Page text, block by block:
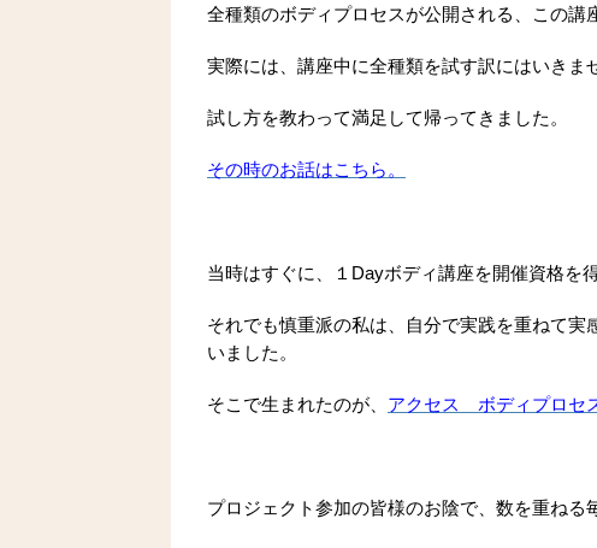
全種類のボディプロセスが公開される、この講
実際には、講座中に全種類を試す訳にはいきま
試し方を教わって満足して帰ってきました。
その時のお話はこちら。
当時はすぐに、１Dayボディ講座を開催資格を
それでも慎重派の私は、自分で実践を重ねて
いました。
そこで生まれたのが、 アクセス ボディプロセ
プロジェクト参加の皆様のお陰で、数を重ねる